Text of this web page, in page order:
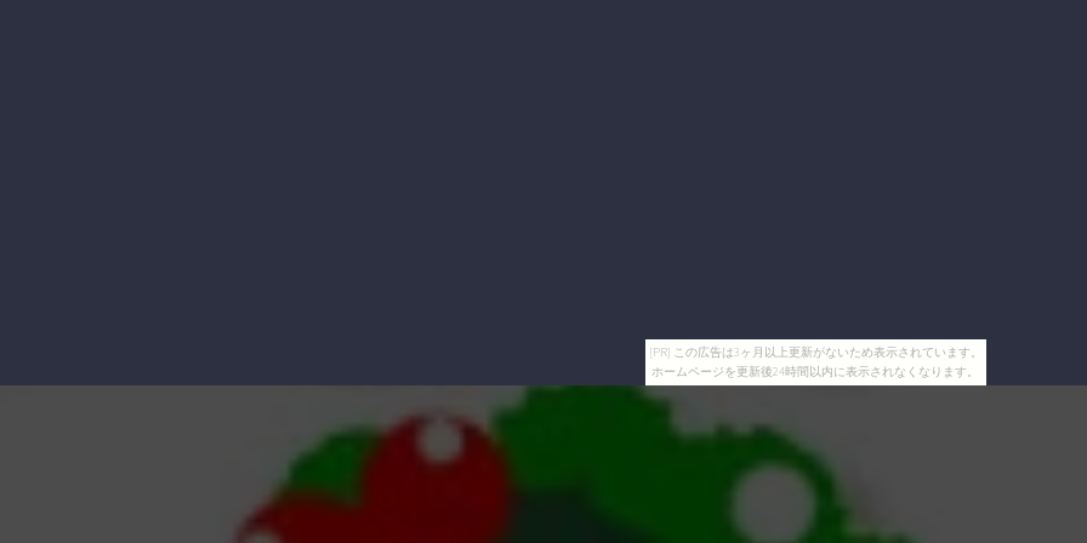
[PR] この広告は3ヶ月以上更新がないため表示されています。
ホームページを更新後24時間以内に表示されなくなります。